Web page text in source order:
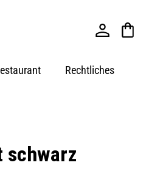
Rechtliches
schwarz